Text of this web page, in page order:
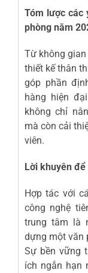
Tóm lược các
phòng năm
Từ không
thiết kế thân
góp phần
hàng hiện
không chỉ
mà còn cải
viên.
Lời khuyên
Hợp tác với
công nghệ
trung tâm là
dựng một văn
Sự bền vững
ích ngắn hạn